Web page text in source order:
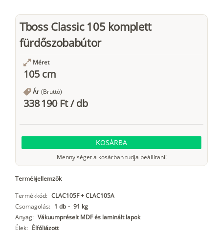
Tboss Classic 105 komplett
fürdőszobabútor
Méret
105 cm
Ár (Bruttó)
338 190 Ft/db
KOSÁRBA
Mennyiséget a kosárban tudja beállítani!
Termékjellemzők
Termékkód: CLAC105F + CLAC105A
Csomagolás: 1 db - 91 kg
Anyag: Vákuumpréselt MDF és laminált lapok
Élek: Élfóliázott